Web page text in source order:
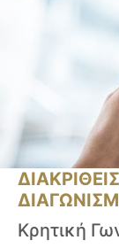
Κρητική